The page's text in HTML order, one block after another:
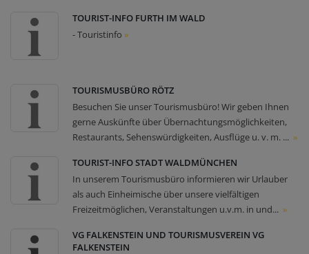
TOURIST-INFO FURTH IM WALD
- Touristinfo »
TOURISMUSBÜRO RÖTZ
Besuchen Sie unser Tourismusbüro! Wir geben Ihnen
gerne Auskünfte über Übernachtungsmöglichkeiten,
Restaurants, Sehenswürdigkeiten, Ausflüge u. v. m. ... »
TOURIST-INFO STADT WALDMÜNCHEN
In unserem Tourismusbüro informieren wir Urlauber
als auch Einheimische über unsere vielfältigen
Freizeitmöglichen, Veranstaltungen u.v.m. in und... »
VG FALKENSTEIN UND TOURISMUSVEREIN VG
FALKENSTEIN